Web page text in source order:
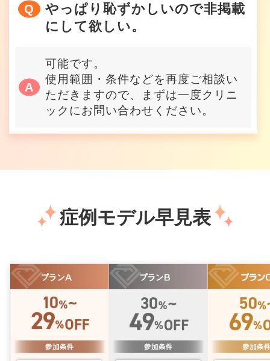
やっぱり恥ずかしいので非掲載
にして欲しい。
可能です。
使用範囲・条件などを再度ご相談い
ただきますので、まずは一度クリニ
ックにお問い合わせください。
症例モデル早見表